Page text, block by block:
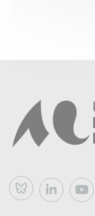
Bluesky